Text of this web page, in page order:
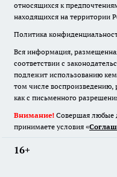
относящихся к
находящихся на территории
Политика
Вся информация,
соответствии с
подлежит использованию
том числе воспроизведению,
как с письменного
Внимание! Совершая любые
принимаете условия «
16+